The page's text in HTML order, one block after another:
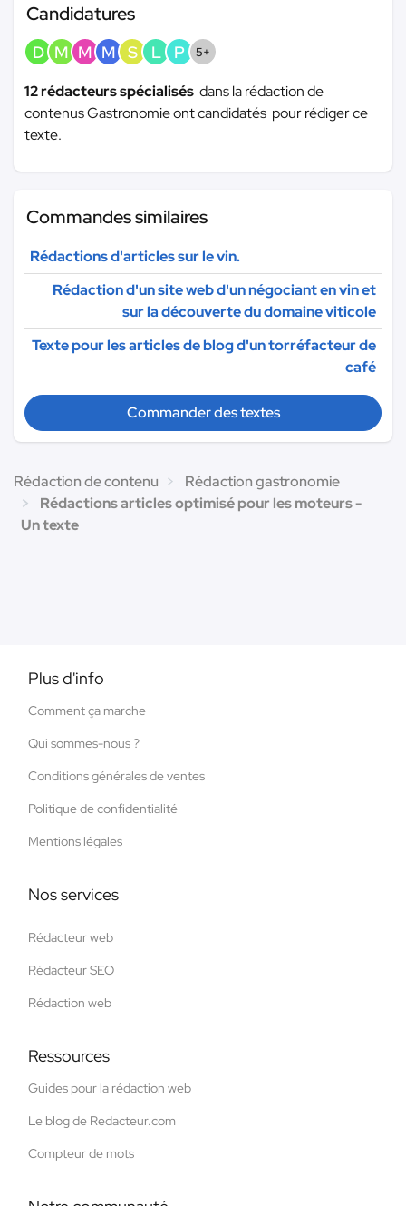
Candidatures
D M M M S L P 5+
12 rédacteurs spécialisés dans la rédaction de
contenus Gastronomie ont candidatés pour rédiger ce
texte.
Commandes similaires
Rédactions d'articles sur le vin.
Rédaction d'un site web d'un négociant en vin et
sur la découverte du domaine viticole
Texte pour les articles de blog d'un torréfacteur de
café
Commander des textes
Rédaction de contenu
Rédaction gastronomie
Rédactions articles optimisé pour les moteurs -
Un texte
Plus d'info
Comment ça marche
Qui sommes-nous ?
Conditions générales de ventes
Politique de confidentialité
Mentions légales
Nos services
Rédacteur web
Rédacteur SEO
Rédaction web
Ressources
Guides pour la rédaction web
Le blog de Redacteur.com
Compteur de mots